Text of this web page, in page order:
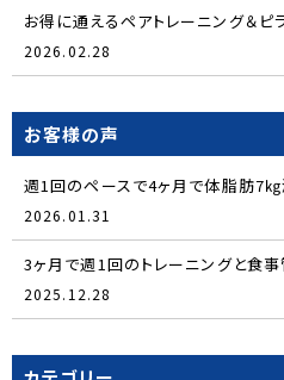
お得に通えるペアトレーニング＆ピラ
2026.02.28
お客様の声
週1回のペースで4ヶ月で体脂肪7㎏
2026.01.31
3ヶ月で週1回のトレーニングと食事
2025.12.28